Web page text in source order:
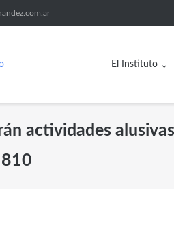
El Instituto
actividades